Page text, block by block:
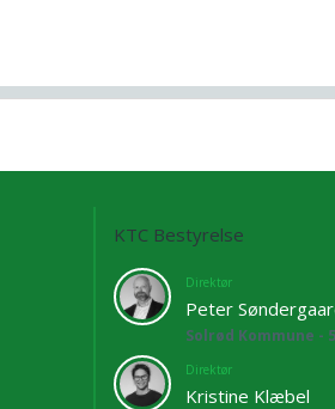
KTC Bestyrelse
Direktør
Peter
Solrød Kommune -
Direktør
Kristine Klæbel